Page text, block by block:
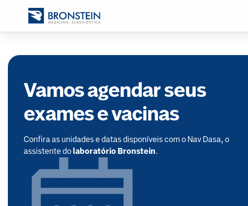
Vamos agendar seus
exames e vacinas
Confira as unidades e datas disponíveis com o Nav Dasa, o
assistente dolaboratório Bronstein.